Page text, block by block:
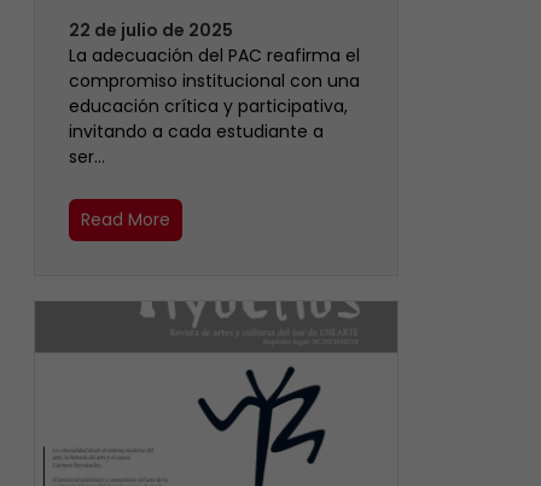
22 de julio de 2025
La adecuación del PAC reafirma el
compromiso institucional con una
educación crítica y participativa,
invitando a cada estudiante a
ser…
Read More